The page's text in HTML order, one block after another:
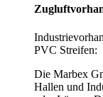
PVC Streifen:
Die Marbex
Hallen und